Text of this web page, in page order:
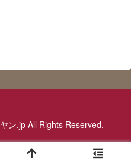
ン.jp All Rights Reserved.